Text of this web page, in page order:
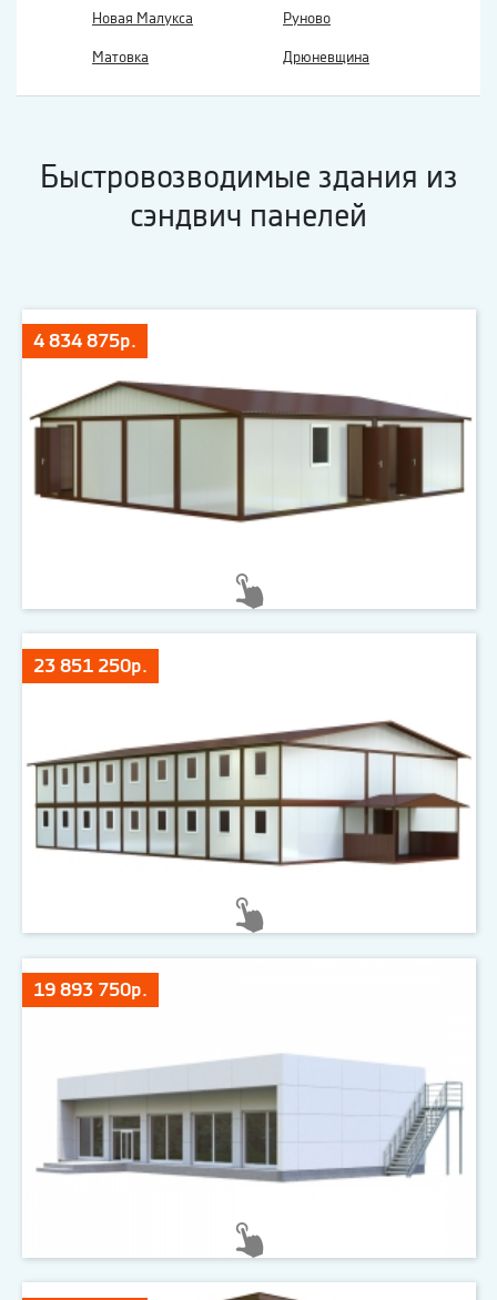
Новая Малукса Руново
Матовка Дрюневщина
Быстровозводимые здания из
сэндвич панелей
4 834 875р.
23 851 250р.
19 893 750р.